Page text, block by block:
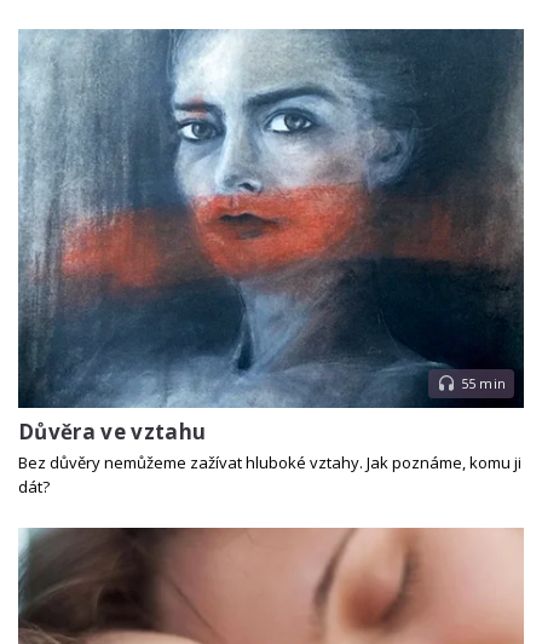
55 min
Důvěra ve vztahu
Bez důvěry nemůžeme zažívat hluboké vztahy. Jak poznáme, komu ji
dát?